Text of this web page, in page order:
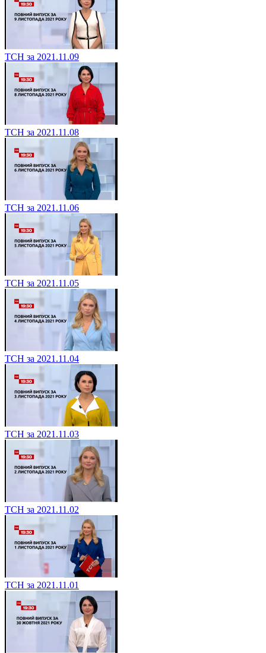
ТСН за 2021.11.09
ТСН за 2021.11.08
ТСН за 2021.11.06
ТСН за 2021.11.05
ТСН за 2021.11.04
ТСН за 2021.11.03
ТСН за 2021.11.02
ТСН за 2021.11.01